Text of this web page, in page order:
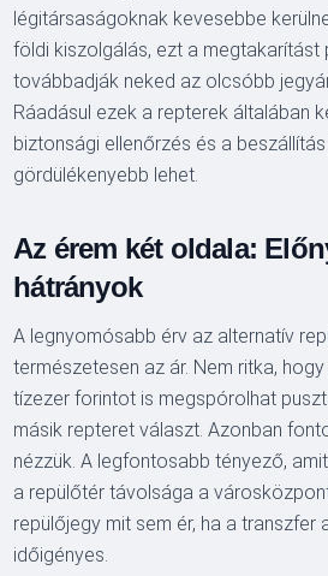
légitársaságoknak kevesebbe
földi kiszolgálás, ezt a megtakarítást
továbbadják neked az olcsóbb
Ráadásul ezek a repterek általában
biztonsági ellenőrzés és a
gördülékenyebb lehet.
Az érem két oldala:
hátrányok
A legnyomósabb érv az alternatív
természetesen az ár. Nem ritka,
tízezer forintot is megspórolhat
másik repteret választ. Azonban
nézzük. A legfontosabb tényező,
a repülőtér távolsága a
repülőjegy mit sem ér, ha a transzfer
időigényes.